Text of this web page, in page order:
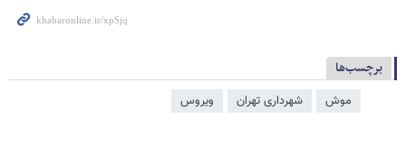
برچسب‌ها
موش شهرداری تهران ویروس